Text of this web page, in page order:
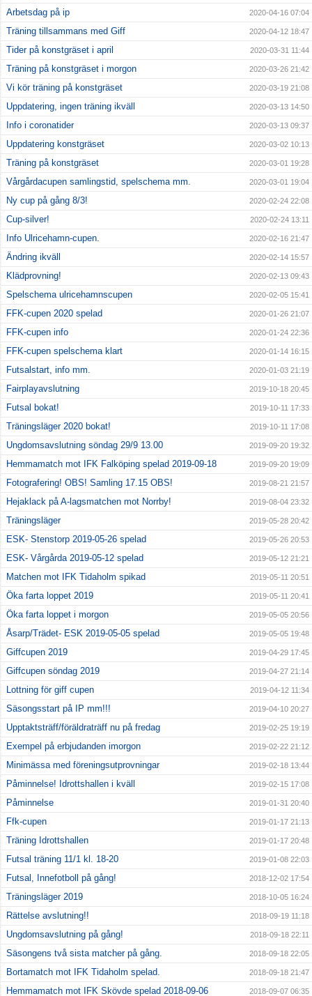
Arbetsdag på ip 2020-04-16 07:04
Träning tillsammans med Giff 2020-04-12 18:47
Tider på konstgräset i april 2020-03-31 11:44
Träning på konstgräset i morgon 2020-03-26 21:42
Vi kör träning på konstgräset 2020-03-19 21:08
Uppdatering, ingen träning ikväll 2020-03-13 14:50
Info i coronatider 2020-03-13 09:37
Uppdatering konstgräset 2020-03-02 10:13
Träning på konstgräset 2020-03-01 19:28
Vårgårdacupen samlingstid, spelschema mm. 2020-03-01 19:04
Ny cup på gång 8/3! 2020-02-24 22:08
Cup-silver! 2020-02-24 13:11
Info Ulricehamn-cupen. 2020-02-16 21:47
Ändring ikväll 2020-02-14 15:57
Klädprovning! 2020-02-13 09:43
Spelschema ulricehamnscupen 2020-02-05 15:41
FFK-cupen 2020 spelad 2020-01-26 21:07
FFK-cupen info 2020-01-24 22:36
FFK-cupen spelschema klart 2020-01-14 16:15
Futsalstart, info mm. 2020-01-03 21:19
Fairplayavslutning 2019-10-18 20:45
Futsal bokat! 2019-10-11 17:33
Träningsläger 2020 bokat! 2019-10-11 17:08
Ungdomsavslutning söndag 29/9 13.00 2019-09-20 19:32
Hemmamatch mot IFK Falköping spelad 2019-09-18 2019-09-20 19:09
Fotografering! OBS! Samling 17.15 OBS! 2019-08-21 21:57
Hejaklack på A-lagsmatchen mot Norrby! 2019-08-04 23:32
Träningsläger 2019-05-28 20:42
ESK- Stenstorp 2019-05-26 spelad 2019-05-26 20:53
ESK- Vårgårda 2019-05-12 spelad 2019-05-12 21:21
Matchen mot IFK Tidaholm spikad 2019-05-11 20:51
Öka farta loppet 2019 2019-05-11 20:41
Öka farta loppet i morgon 2019-05-05 20:56
Åsarp/Trädet- ESK 2019-05-05 spelad 2019-05-05 19:48
Giffcupen 2019 2019-04-29 17:45
Giffcupen söndag 2019 2019-04-27 21:14
Lottning för giff cupen 2019-04-12 11:34
Säsongsstart på IP mm!!! 2019-04-10 20:27
Upptaktsträff/föräldraträff nu på fredag 2019-02-25 19:19
Exempel på erbjudanden imorgon 2019-02-22 21:12
Minimässa med föreningsutprovningar 2019-02-18 13:44
Påminnelse! Idrottshallen i kväll 2019-02-15 17:08
Påminnelse 2019-01-31 20:40
Ffk-cupen 2019-01-17 21:13
Träning Idrottshallen 2019-01-17 20:48
Futsal träning 11/1 kl. 18-20 2019-01-08 22:03
Futsal, Innefotboll på gång! 2018-12-02 17:54
Träningsläger 2019 2018-10-05 16:24
Rättelse avslutning!! 2018-09-19 11:18
Ungdomsavslutning på gång! 2018-09-18 22:11
Säsongens två sista matcher på gång. 2018-09-18 22:05
Bortamatch mot IFK Tidaholm spelad. 2018-09-18 21:47
Hemmamatch mot IFK Skövde spelad 2018-09-06 2018-09-07 06:35